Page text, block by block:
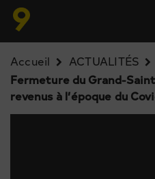
Accueil
ACTUALITÉS
Fermeture du Grand-
revenus à l’époque du